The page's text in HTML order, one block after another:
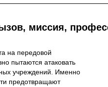
миссия,
на передовой
пытаются атаковать
учреждений. Именно
предотвращают